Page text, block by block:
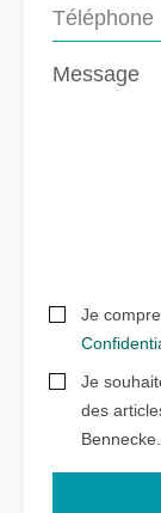
Je
Je
des
Bennecke.